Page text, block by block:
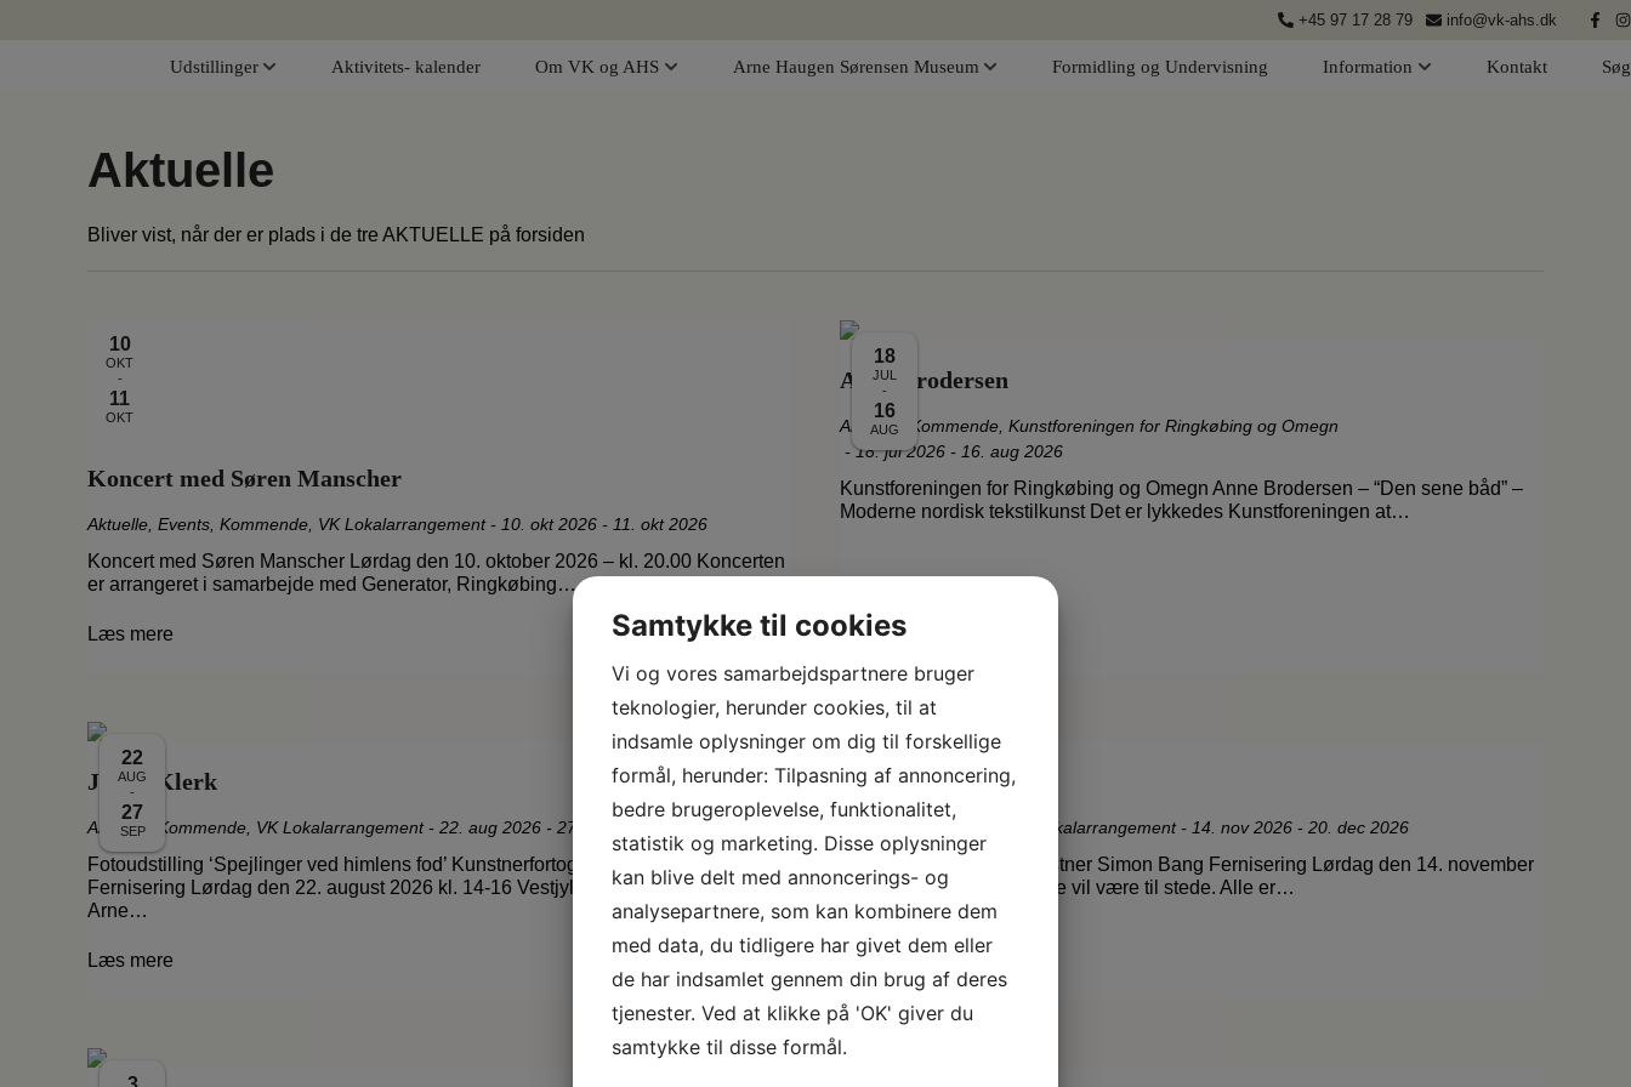
+45 97 17 28 79 info@vk-ahs.dk
Udstillinger Aktivitets- kalender Om VK og AHS Arne Haugen Sørensen Museum Formidling og Undervisning Information Kontakt Søg
Aktuelle
Bliver vist, når der er plads i de tre AKTUELLE på forsiden
10
OKT
-
11
OKT
Koncert med Søren Manscher
Aktuelle Events Kommende VK Lokalarrangement- 10. okt 2026 - 11. okt 2026
Koncert med Søren Manscher Lørdag den 10. oktober 2026 – kl. 20.00 Koncerten
er arrangeret i samarbejde med Generator, Ringkøbing…
Læs mere
18
JUL
-
16
AUG
Anne Brodersen
Aktuelle Kommende Kunstforeningen for Ringkøbing og Omegn
-18. jul 2026 - 16. aug 2026
Kunstforeningen for Ringkøbing og Omegn Anne Brodersen – “Den sene båd” –
Moderne nordisk tekstilkunst Det er lykkedes Kunstforeningen at…
Læs mere
22
AUG
-
27
SEP
Janne Klerk
Aktuelle Kommende VK Lokalarrangement- 22. aug 2026 - 27. sep 2026
Fotoudstilling ‘Spejlinger ved himlens fod’ Kunstnerfortograf Janne Klerk
Fernisering Lørdag den 22. august 2026 kl. 14-16 Vestjyllands Kunstpavillon /
Arne…
Læs mere
14
NOV
20
Simon Bang
VK Lokalarrangement- 14. nov 2026 - 20. dec 2026
Maleriudstilling med kunstner Simon Bang Fernisering Lørdag den 14. november
2026 kl. 14-16 Kunstnerne vil være til stede. Alle er…
Læs mere
Samtykke til cookies
Vi og vores samarbejdspartnere bruger
teknologier, herunder cookies, til at
indsamle oplysninger om dig til forskellige
formål, herunder: Tilpasning af annoncering,
bedre brugeroplevelse, funktionalitet,
statistik og marketing. Disse oplysninger
kan blive delt med annoncerings- og
analysepartnere, som kan kombinere dem
med data, du tidligere har givet dem eller
de har indsamlet gennem din brug af deres
tjenester. Ved at klikke på 'OK' giver du
samtykke til disse formål.